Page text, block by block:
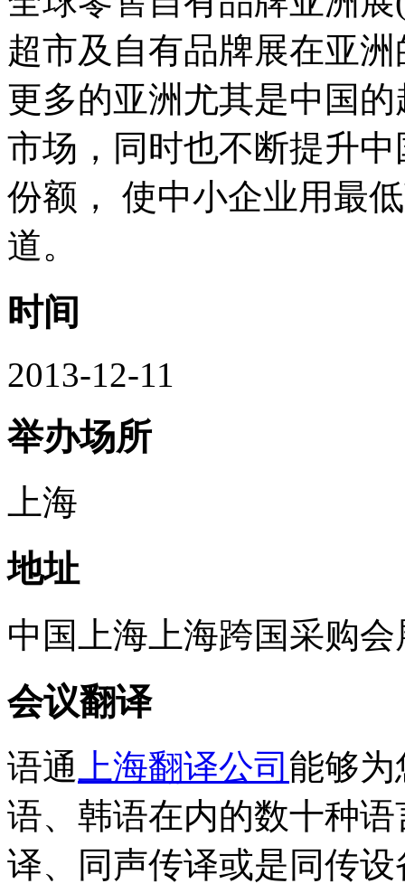
超市及自有品牌展在亚
更多的亚洲尤其是中国
市场，同时也不断提升
份额， 使中小企业用最
道。
时间
2013-12-11
举办场所
上海
地址
中国 上海 上海跨国采购
会议翻译
语通 上海翻译公司 能够
语、韩语在内的数十种
译、同声传译或是同传